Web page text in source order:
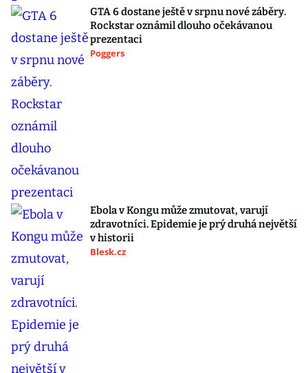
GTA 6 dostane ještě v srpnu nové záběry.
Rockstar oznámil dlouho očekávanou
prezentaci
Poggers
Ebola v Kongu může zmutovat, varují
zdravotníci. Epidemie je prý druhá největší
v historii
Blesk.cz